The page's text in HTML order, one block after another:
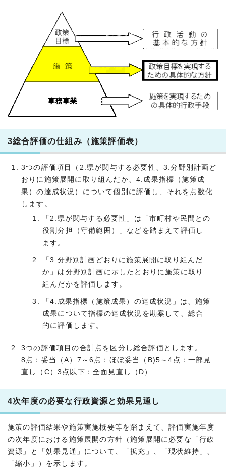
3総合評価の仕組み（施策評価表）
3つの評価項目（2.県が関与する必要性、3.分野別計画ど
おりに施策展開に取り組んだか、4.成果指標（施策成
果）の達成状況）について個別に評価し、それを点数化
します。
「2.県が関与する必要性」は「市町村や民間との
役割分担（守備範囲）」などを踏まえて評価し
ます。
「3.分野別計画どおりに施策展開に取り組んだ
か」は分野別計画に示したとおりに施策に取り
組んだかを評価します。
「4.成果指標（施策成果）の達成状況」は、施策
成果について指標の達成状況を勘案して、総合
的に評価します。
3つの評価項目の合計点を区分し総合評価とします。
8点：妥当（A）7～6点：ほぼ妥当（B)5～4点：一部見
直し（C）3点以下：全面見直し（D）
4次年度の必要な行政資源と効果見通し
施策の評価結果や施策実施概要等を踏まえて、評価実施年度
の次年度における施策展開の方針（施策展開に必要な「行政
資源」と「効果見通」について、「拡充」、「現状維持」、
「縮小」）を示します。